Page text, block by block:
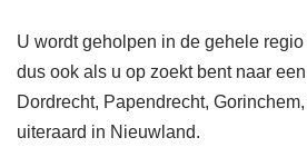
U wordt geholpen in de gehele
dus ook als u op zoekt bent naar
Dordrecht, Papendrecht,
uiteraard in Nieuwland.